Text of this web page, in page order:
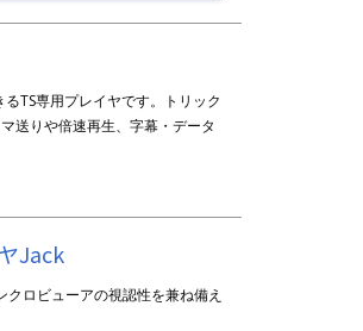
TS専用プレイヤです。トリック
送りや倍速再生、字幕・データ
Jack
ロビューアの視認性を兼ね備え